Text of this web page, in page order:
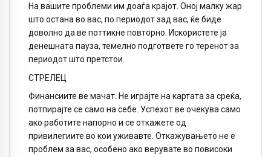
На вашите проблеми им доаѓа крајот. Оној малку жар
што остана во вас, по периодот зад вас, ќе биде
доволно да ве поттикне повторно. Искористете ја
денешната пауза, темелно подгответе го теренот за
периодот што претстои.
СТРЕЛЕЦ
Финансиите ве мачат. Не играјте на картата за среќа,
потпирајте се само на себе. Успехот ве очекува само
ако работите напорно и се откажете од
привилегиите во кои уживавте. Откажувањето не е
проблем за вас, особено ако верувате во повисоки